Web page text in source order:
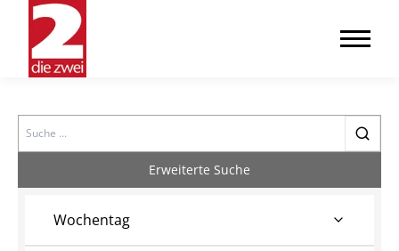
Search
Erweiterte Suche
Wochentag